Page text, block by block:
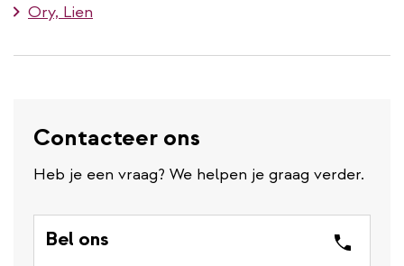
Ory, Lien
Contacteer ons
Heb je een vraag? We helpen je graag verder.
Bel ons